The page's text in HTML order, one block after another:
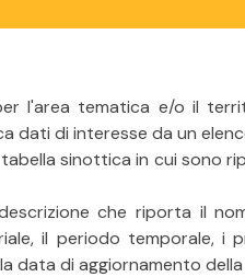
l'area tematica e/o il
dati di interesse da un
sinottica in cui sono
che riporta il
il periodo temporale, i
data di aggiornamento